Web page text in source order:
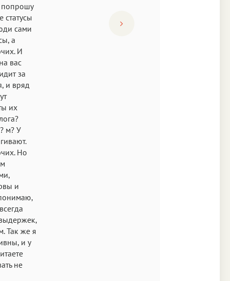
попрошу
сами
а
И
вас
за
и вряд
их
м? У
Но
и
Так же я
и у
не